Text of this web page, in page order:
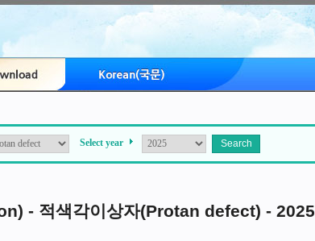
Select year
- 적색각이상자(Protan defect) - 2025